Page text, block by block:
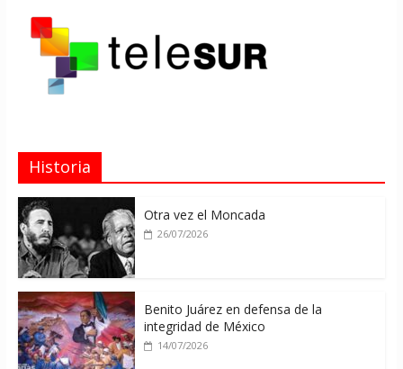
Historia
Otra vez el Moncada
26/07/2026
Benito Juárez en defensa de la
integridad de México
14/07/2026